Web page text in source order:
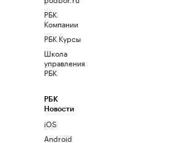
РБК
Компании
РБК Курсы
Школа
управления
РБК
РБК
Новости
iOS
Android